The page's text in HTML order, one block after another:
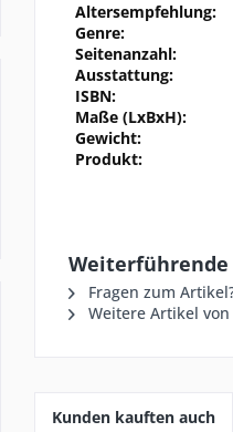
Altersempfehlung:
Genre:
Seitenanzahl:
Ausstattung:
ISBN:
Maße (LxBxH):
Gewicht:
Produkt:
Weiterführende
Fragen zum
Weitere Artikel von
Kunden kauften auch